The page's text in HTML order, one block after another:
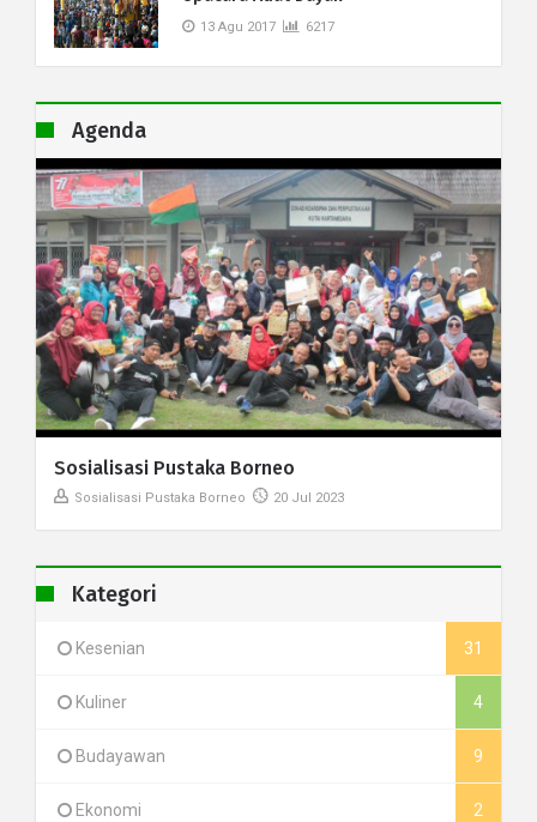
13 Agu 2017 6217
Agenda
Sosialisasi Pustaka Borneo
Sosialisasi Pustaka Borneo 20 Jul 2023
Kategori
Kesenian 31
Kuliner 4
Budayawan 9
Ekonomi 2